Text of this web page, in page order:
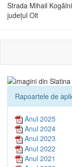
Strada Mihail
județul Olt
Rapoartele de
Anul 2025
Anul 2024
Anul 2023
Anul 2022
Anul 2021